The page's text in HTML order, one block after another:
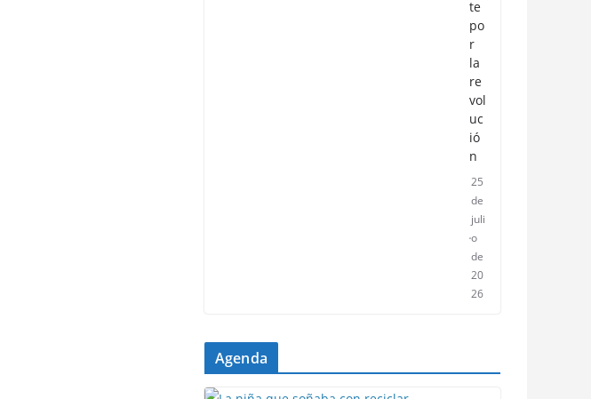
te
po
r
la
re
vol
uc
ió
n
25
de
juli
o
de
20
26
Agenda